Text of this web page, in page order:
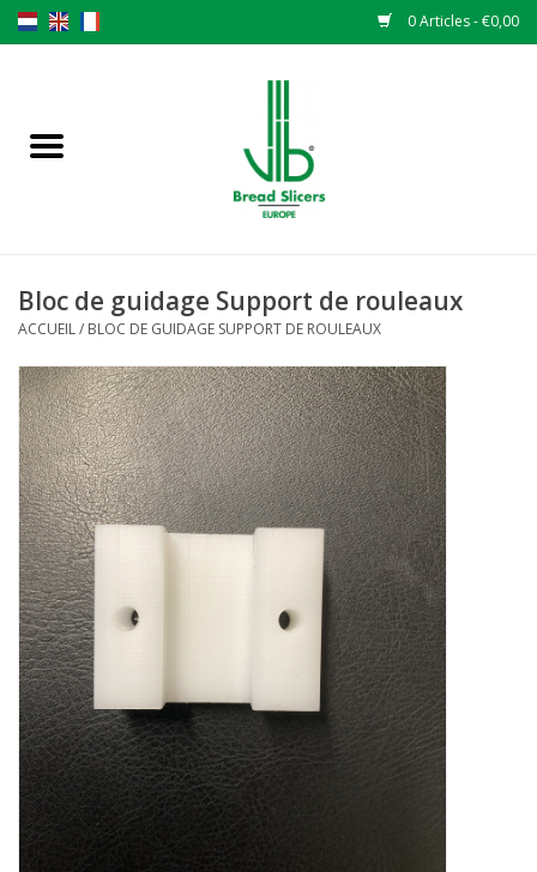
0 Articles - €0,00
Couteaux originaux VLB lames
Changer les lames
Garantie
L 'ACTUALITÉS
Appareils de boulangerie
Bloc de guidage Support de rouleaux
ACCUEIL/ BLOC DE GUIDAGE SUPPORT DE ROULEAUX